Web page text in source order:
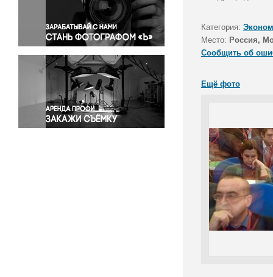
Правосудие
Происшествия и конфликты
Религия
Светская жизнь
Спорт
Экология
Экономика и бизнес
Категория:
Место: Россия,
Сообщить об
Ещё фото